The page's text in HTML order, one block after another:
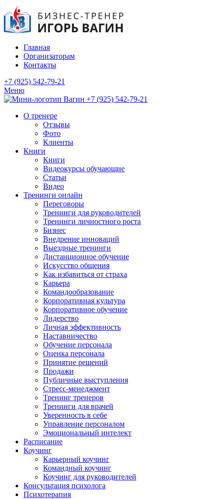
Главная
Организаторам
Контакты
+7 (925) 542-79-21
Меню
+7 (925) 542-79-21
О тренере
Отзывы
Фото
Клиенты
Книги
Книги
Видеокурсы обучающие
Статьи
Видео
Тренинги онлайн
Переговоры
Тренинги для руководителей
Тренинги личностного роста
Бизнес
Внедрение инноваций
Выездные тренинги
Дистанционное обучение
Искусство общения
Как избавиться от страха
Карьера
Командообразование
Корпоративная культура
Корпоративное обучение
Лидерство
Личная эффективность
Наставничество
Обучение персонала
Оценка персонала
Принятие решений
Продажи
Публичные выступления
Стресс-менеджмент
Тренинг тренеров
Тренинги для врачей
Уверенность в себе
Управление персоналом
Эмоциональный интелект
Расписание
Коучинг
Карьерный коучинг
Командный коучинг
Коучинг для руководителей
Консультация психолога
Психотерапия